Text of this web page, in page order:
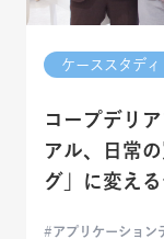
ケーススタディ
コープデリ
アル、日常
グ」に変え
アプリケーション